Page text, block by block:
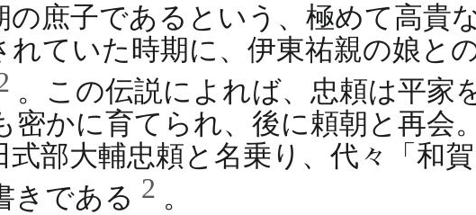
の庶子であるという、極めて高貴
れていた時期に、伊東祐親の娘と
。この伝説によれば、忠頼は平家
かに育てられ、後に頼朝と再会
部大輔忠頼と名乗り、代々「和
きである 2 。